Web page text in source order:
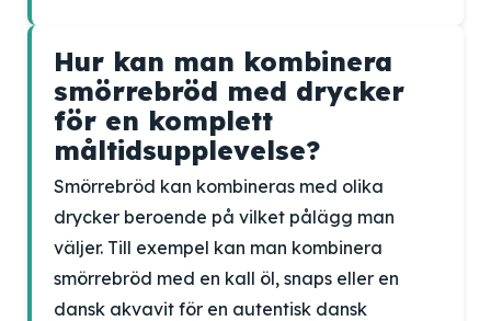
Hur kan man kombinera
smörrebröd med drycker
för en komplett
måltidsupplevelse?
Smörrebröd kan kombineras med olika
drycker beroende på vilket pålägg man
väljer. Till exempel kan man kombinera
smörrebröd med en kall öl, snaps eller en
dansk akvavit för en autentisk dansk